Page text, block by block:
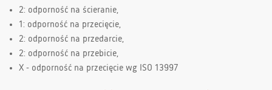
2: odporność na ścieranie,
1: odporność na przecięcie,
2: odporność na przedarcie,
2: odporność na przebicie,
X - odporność na przecięcie wg ISO 13997